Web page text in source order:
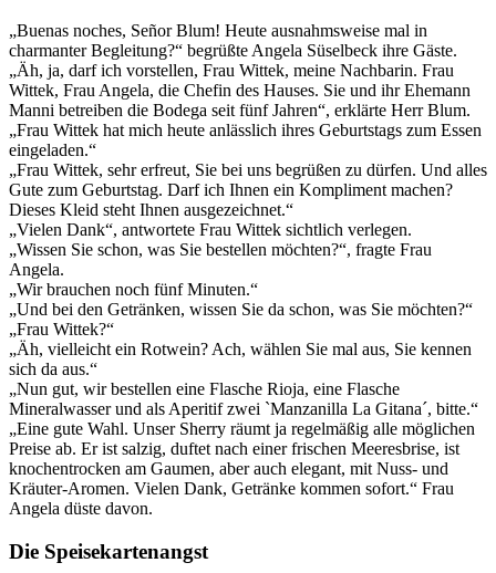
„Buenas noches, Señor Blum! Heute ausnahmsweise mal in
charmanter Begleitung?“ begrüßte Angela Süselbeck ihre Gäste.
„Äh, ja, darf ich vorstellen, Frau Wittek, meine Nachbarin. Frau
Wittek, Frau Angela, die Chefin des Hauses. Sie und ihr Ehemann
Manni betreiben die Bodega seit fünf Jahren“, erklärte Herr Blum.
„Frau Wittek hat mich heute anlässlich ihres Geburtstags zum Essen
eingeladen.“
„Frau Wittek, sehr erfreut, Sie bei uns begrüßen zu dürfen. Und alles
Gute zum Geburtstag. Darf ich Ihnen ein Kompliment machen?
Dieses Kleid steht Ihnen ausgezeichnet.“
„Vielen Dank“, antwortete Frau Wittek sichtlich verlegen.
„Wissen Sie schon, was Sie bestellen möchten?“, fragte Frau
Angela.
„Wir brauchen noch fünf Minuten.“
„Und bei den Getränken, wissen Sie da schon, was Sie möchten?“
„Frau Wittek?“
„Äh, vielleicht ein Rotwein? Ach, wählen Sie mal aus, Sie kennen
sich da aus.“
„Nun gut, wir bestellen eine Flasche Rioja, eine Flasche
Mineralwasser und als Aperitif zwei `Manzanilla La Gitana´, bitte.“
„Eine gute Wahl. Unser Sherry räumt ja regelmäßig alle möglichen
Preise ab. Er ist salzig, duftet nach einer frischen Meeresbrise, ist
knochentrocken am Gaumen, aber auch elegant, mit Nuss- und
Kräuter-Aromen. Vielen Dank, Getränke kommen sofort.“ Frau
Angela düste davon.
Die Speisekartenangst